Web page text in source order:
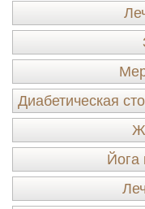
Диабетическая
Йога